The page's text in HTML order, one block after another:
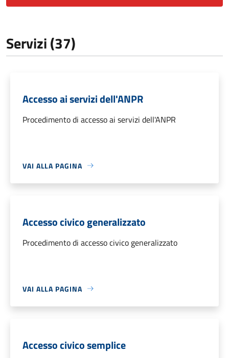
Servizi (37)
Accesso ai servizi dell'ANPR
Procedimento di accesso ai servizi dell'ANPR
VAI ALLA PAGINA
Accesso civico generalizzato
Procedimento di accesso civico generalizzato
VAI ALLA PAGINA
Accesso civico semplice